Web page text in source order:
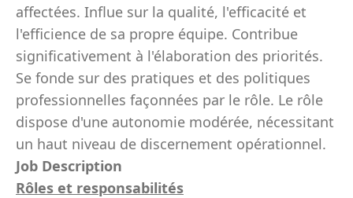
affectées. Influe sur la qualité, l'efficacité et
l'efficience de sa propre équipe. Contribue
significativement à l'élaboration des priorités.
Se fonde sur des pratiques et des politiques
professionnelles façonnées par le rôle. Le rôle
dispose d'une autonomie modérée, nécessitant
un haut niveau de discernement opérationnel.
Job Description
Rôles et responsabilités